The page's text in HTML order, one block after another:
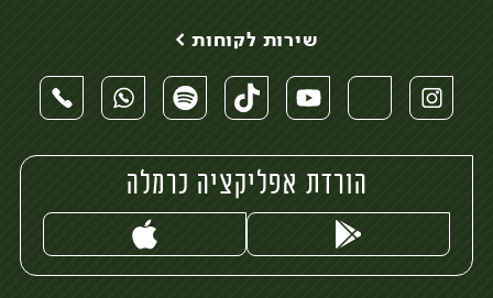
שירות לקוחות >
הורדת אפליקציה כרמלה